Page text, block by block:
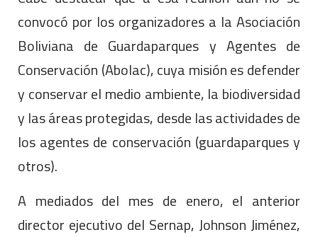
convocó por los organizadores a la Asociación
Boliviana de Guardaparques y Agentes de
Conservación (Abolac), cuya misión es defender
y conservar el medio ambiente, la biodiversidad
y las áreas protegidas, desde las actividades de
los agentes de conservación (guardaparques y
otros).
A mediados del mes de enero, el anterior
director ejecutivo del Sernap, Johnson Jiménez,